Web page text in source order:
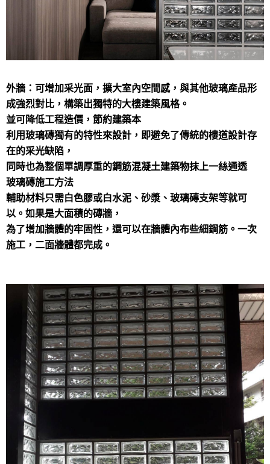
外牆：可增加采光面，擴大室內空間感，與其他玻璃產品形
成強烈對比，構築出獨特的大樓建築風格。
並可降低工程造價，節約建築本
利用玻璃磚獨有的特性來設計，即避免了傳統的樓道設計存
在的采光缺陷，
同時也為整個單調厚重的鋼筋混凝土建築物抹上一絲通透
玻璃磚施工方法
輔助材料只需白色膠或白水泥、砂漿、玻璃磚支架等就可
以。如果是大面積的磚牆，
為了增加牆體的牢固性，還可以在牆體內布些細鋼筋。一次
施工，二面牆體都完成。